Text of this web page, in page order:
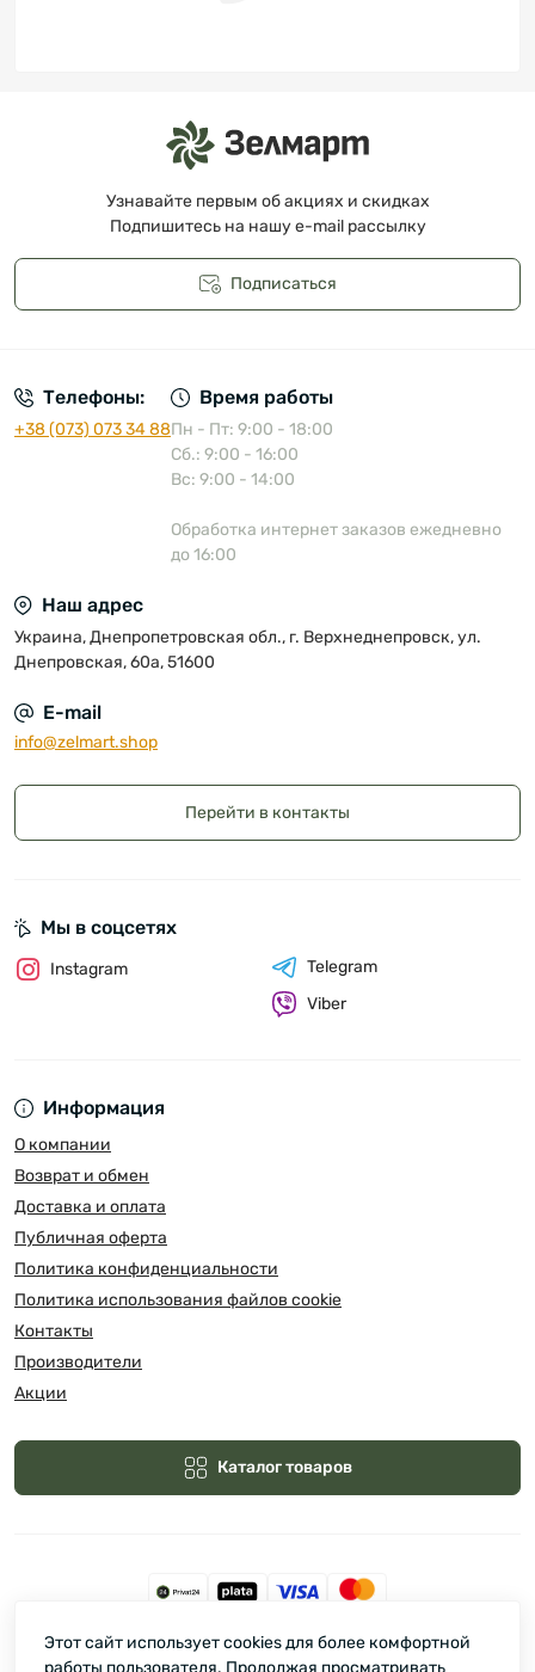
Узнавайте первым об акциях и скидках
Подпишитесь на нашу e-mail рассылку
Подписаться
Телефоны:
+38 (073) 073 34 88
Время работы
Пн - Пт: 9:00 - 18:00
Сб.: 9:00 - 16:00
Вс: 9:00 - 14:00
Обработка интернет заказов ежедневно
до 16:00
Наш адрес
Украина, Днепропетровская обл., г. Верхнеднепровск, ул.
Днепровская, 60а, 51600
E-mail
info@zelmart.shop
Перейти в контакты
Информация
О компании
Возврат и обмен
Доставка и оплата
Публичная оферта
Политика конфиденциальности
Политика использования файлов cookie
Контакты
Производители
Акции
Каталог товаров
Мы в соцсетях
Instagram
Telegram
Viber
Зелмарт © 2026
Этот сайт использует cookies для более комфортной
работы пользователя. Продолжая просматривать